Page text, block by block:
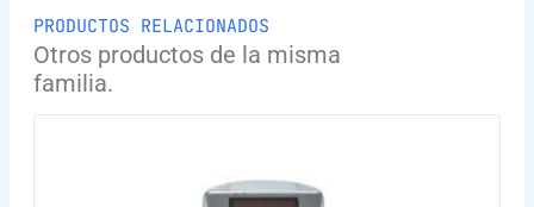
PRODUCTOS RELACIONADOS
Otros productos de la misma
familia.